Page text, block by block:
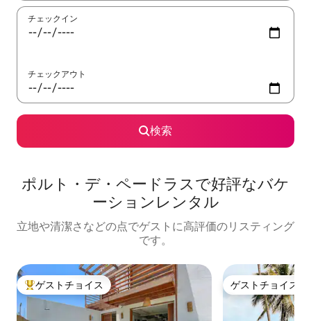
チェックイン
チェックアウト
検索
ポルト・デ・ペードラスで好評なバケ
ーションレンタル
立地や清潔さなどの点でゲストに高評価のリスティング
です。
大好評のゲストチョイスです。
ゲストチョイス ゲストチョイス
ゲストチョイス